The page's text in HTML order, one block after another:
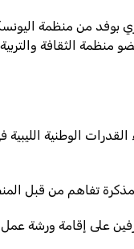
الأمين وزير الثقافة والمجتمع
منظمة الثقافة
الوطنية
تفاهم من قبل
على إقامة ورشة